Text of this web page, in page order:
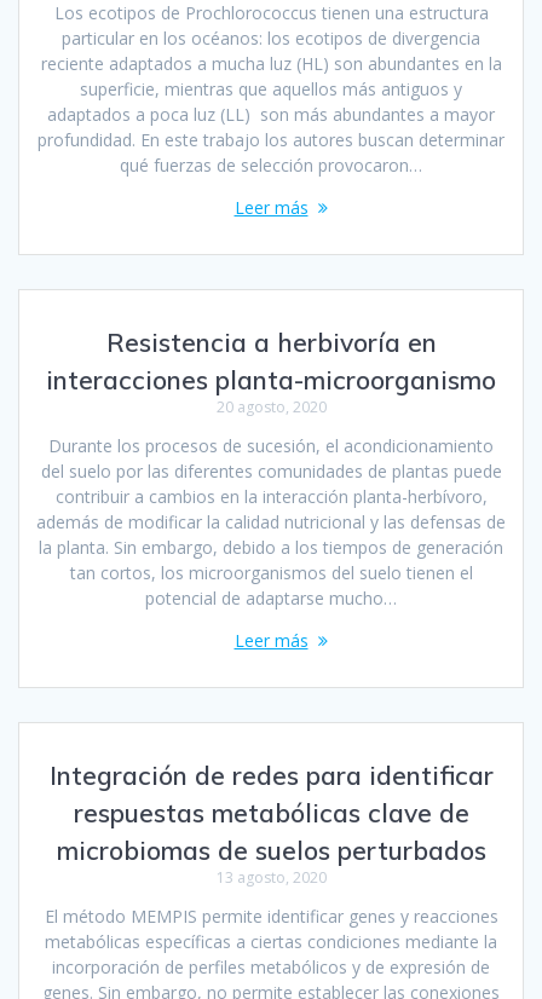
Los ecotipos de Prochlorococcus tienen una estructura
particular en los océanos: los ecotipos de divergencia
reciente adaptados a mucha luz (HL) son abundantes en la
superficie, mientras que aquellos más antiguos y
adaptados a poca luz (LL) son más abundantes a mayor
profundidad. En este trabajo los autores buscan determinar
qué fuerzas de selección provocaron…
Leer más
Resistencia a herbivoría en
interacciones planta-microorganismo
20 agosto, 2020
Durante los procesos de sucesión, el acondicionamiento
del suelo por las diferentes comunidades de plantas puede
contribuir a cambios en la interacción planta-herbívoro,
además de modificar la calidad nutricional y las defensas de
la planta. Sin embargo, debido a los tiempos de generación
tan cortos, los microorganismos del suelo tienen el
potencial de adaptarse mucho…
Leer más
Integración de redes para identificar
respuestas metabólicas clave de
microbiomas de suelos perturbados
13 agosto, 2020
El método MEMPIS permite identificar genes y reacciones
metabólicas específicas a ciertas condiciones mediante la
incorporación de perfiles metabólicos y de expresión de
genes. Sin embargo, no permite establecer las conexiones